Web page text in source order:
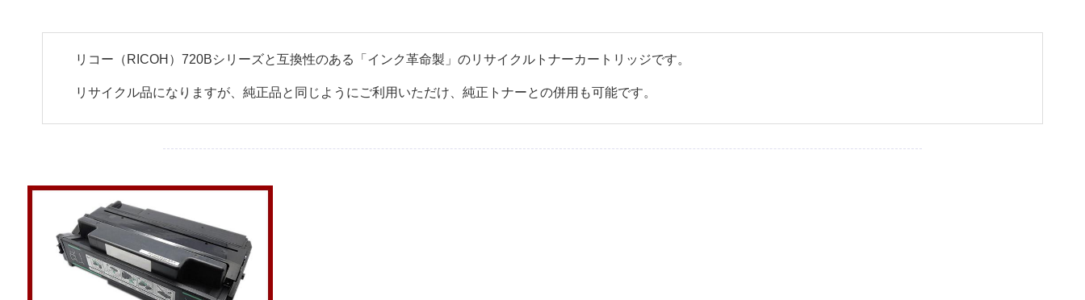
リコー（RICOH）720Bシリーズと互換性のある「インク革命製」のリサイクルトナーカートリッジです。
リサイクル品になりますが、純正品と同じようにご利用いただけ、純正トナーとの併用も可能です。